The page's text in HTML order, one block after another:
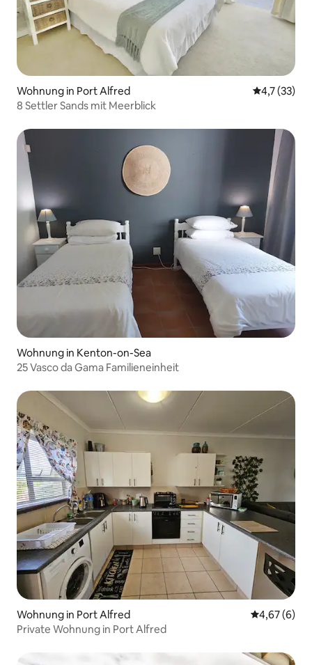
Wohnung in Port Alfred
4,7 (33)
8 Settler Sands mit Meerblick
Wohnung in Kenton-on-Sea
25 Vasco da Gama Familieneinheit
Wohnung in Port Alfred
4,67 (6)
Private Wohnung in Port Alfred